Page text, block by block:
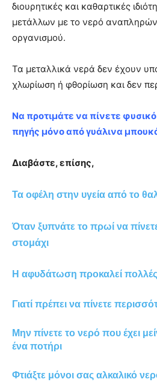
διουρητικές και καθαρτικές
μετάλλων με το νερό
οργανισμού.
Τα μεταλλικά νερά δεν έχουν
χλωρίωση ή φθορίωση και δεν
Να προτιμάτε να πίνετε
πηγής μόνο από γυάλινα
Διαβάστε, επίσης,
Τα οφέλη στην υγεία από το
Όταν ξυπνάτε το πρωί να
στομάχι
Η αφυδάτωση προκαλεί πολλές
Γιατί πρέπει να πίνετε
Μην πίνετε το νερό που έχει
ένα ποτήρι
Φτιάξτε μόνοι σας αλκαλικό